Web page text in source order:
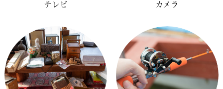
テレビ カメラ